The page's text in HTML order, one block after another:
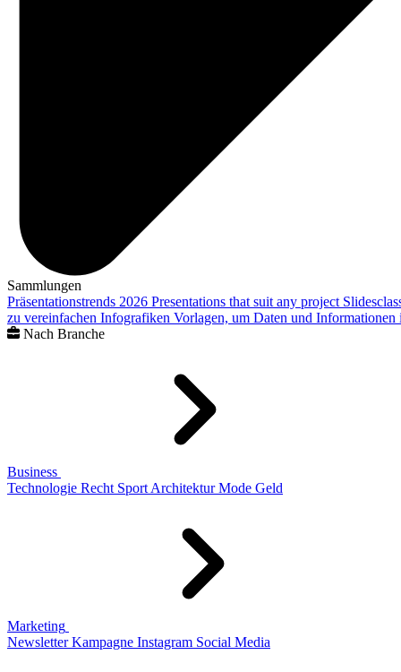
Sammlungen
Präsentationstrends 2026 Presentations that suit any project
zu vereinfachen Infografiken Vorlagen, um Daten und
Nach Branche
Business
Technologie Recht Sport Architektur Mode Geld
Marketing
Newsletter Kampagne Instagram Social Media